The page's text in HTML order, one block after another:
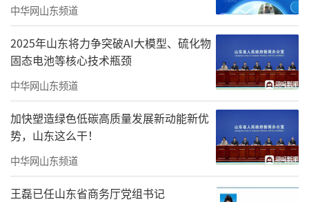
中华网山东频道
2025年山东将力争突破AI大模型、硫化物
固态电池等核心技术瓶颈
中华网山东频道
加快塑造绿色低碳高质量发展新动能新优
势，山东这么干！
中华网山东频道
王磊已任山东省商务厅党组书记